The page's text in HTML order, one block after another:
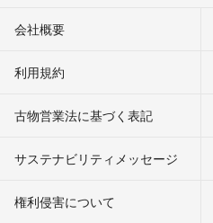
会社概要
利用規約
古物営業法に基づく表記
サステナビリティメッセージ
権利侵害について